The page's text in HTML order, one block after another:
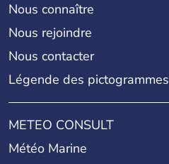
Nous connaître
Nous rejoindre
Nous contacter
Légende des pictogrammes
METEO CONSULT
Météo Marine